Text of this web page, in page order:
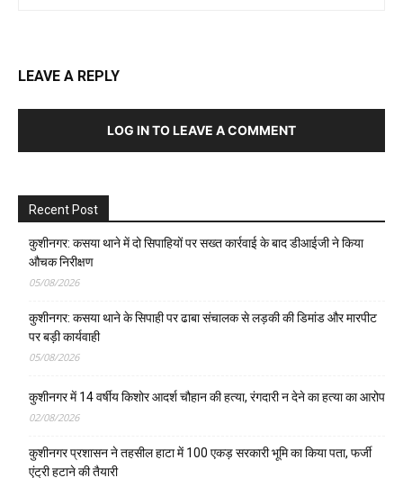
LEAVE A REPLY
LOG IN TO LEAVE A COMMENT
Recent Post
कुशीनगर: कसया थाने में दो सिपाहियों पर सख्त कार्रवाई के बाद डीआईजी ने किया
औचक निरीक्षण
05/08/2026
कुशीनगर: कसया थाने के सिपाही पर ढाबा संचालक से लड़की की डिमांड और मारपीट
पर बड़ी कार्यवाही
05/08/2026
कुशीनगर में 14 वर्षीय किशोर आदर्श चौहान की हत्या, रंगदारी न देने का हत्या का आरोप
02/08/2026
कुशीनगर प्रशासन ने तहसील हाटा में 100 एकड़ सरकारी भूमि का किया पता, फर्जी
एंट्री हटाने की तैयारी